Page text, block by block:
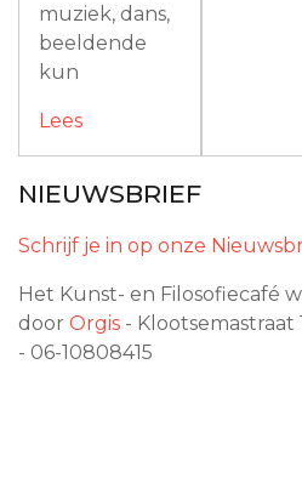
muziek, dans,
beeldende
kun
Lees
NIEUWSBRIEF
Schrijf je in op onze
Het Kunst- en Filosofiecafé
door Orgis - Klootsemastraat
- 06-10808415